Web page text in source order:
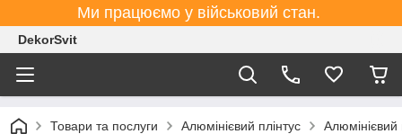
Ми працюємо у військовий стан.
DekorSvit
Товари та послуги Алюмінієвий плінтус Алюмінієвий